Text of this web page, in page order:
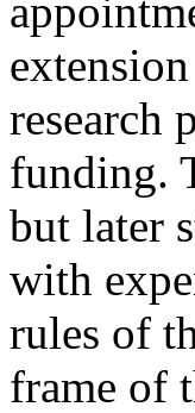
research
funding.
but later
with
rules of
frame of